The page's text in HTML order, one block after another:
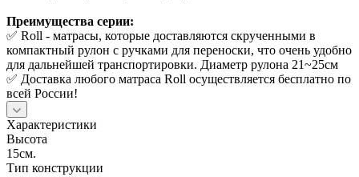
Преимущества серии:
✅ Roll - матрасы, которые доставляются скрученными в
компактный рулон с ручками для переноски, что очень удобно
для дальнейшей транспортировки. Диаметр рулона 21~25см
✅ Доставка любого матраса Roll осуществляется бесплатно по
всей России!
Характеристики
Высота
15см.
Тип конструкции